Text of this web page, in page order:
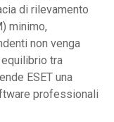
di rilevamento
minimo,
non venga
tra
ESET una
professionali